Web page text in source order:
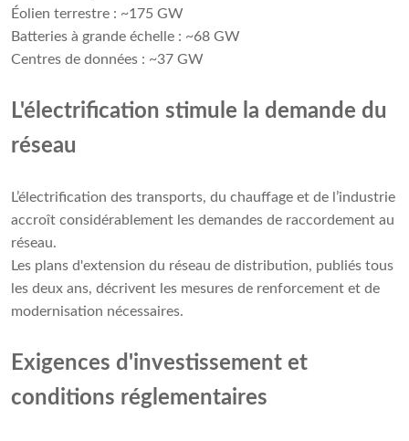
Éolien terrestre : ~175 GW
Batteries à grande échelle : ~68 GW
Centres de données : ~37 GW
L'électrification stimule la demande du
réseau
L’électrification des transports, du chauffage et de l’industrie
accroît considérablement les demandes de raccordement au
réseau.
Les plans d'extension du réseau de distribution, publiés tous
les deux ans, décrivent les mesures de renforcement et de
modernisation nécessaires.
Exigences d'investissement et
conditions réglementaires